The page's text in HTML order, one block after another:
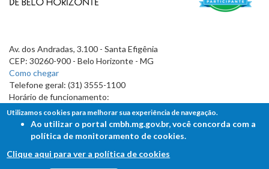
Av. dos Andradas, 3.100 - Santa Efigênia
CEP: 30260-900 - Belo Horizonte - MG
Como chegar
Telefone geral: (31) 3555-1100
Horário de funcionamento:
7h às 19h
Utilizamos cookies para melhorar sua experiência de navegação.
Ao utilizar o portal cmbh.mg.gov.br, você concorda com a
política de monitoramento de cookies.
Clique aqui para ver a política de cookies